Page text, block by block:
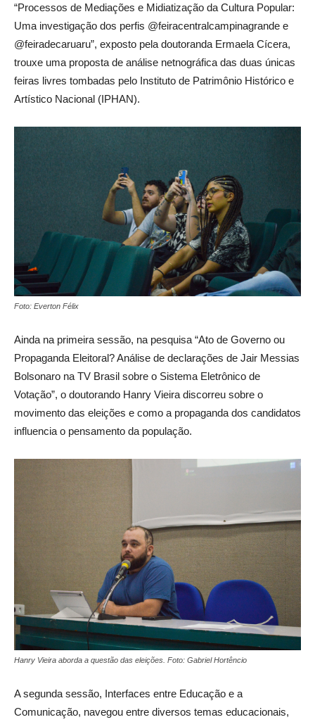
“Processos de Mediações e Midiatização da Cultura Popular:
Uma investigação dos perfis @feiracentralcampinagrande e
@feiradecaruaru”, exposto pela doutoranda Ermaela Cícera,
trouxe uma proposta de análise netnográfica das duas únicas
feiras livres tombadas pelo Instituto de Patrimônio Histórico e
Artístico Nacional (IPHAN).
Foto: Everton Félix
Ainda na primeira sessão, na pesquisa “Ato de Governo ou
Propaganda Eleitoral? Análise de declarações de Jair Messias
Bolsonaro na TV Brasil sobre o Sistema Eletrônico de
Votação”, o doutorando Hanry Vieira discorreu sobre o
movimento das eleições e como a propaganda dos candidatos
influencia o pensamento da população.
Hanry Vieira aborda a questão das eleições. Foto: Gabriel Hortêncio
A segunda sessão, Interfaces entre Educação e a
Comunicação, navegou entre diversos temas educacionais,